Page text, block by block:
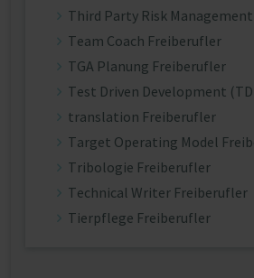
Third Party Risk
Team Coach Freiberufler
TGA Planung Freiberufler
Test Driven Development
translation Freiberufler
Target Operating Model
Tribologie Freiberufler
Technical Writer Freiberufler
Tierpflege Freiberufler